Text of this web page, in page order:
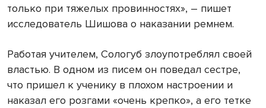
только при тяжелых провинностях», – пишет
исследователь Шишова о наказании ремнем.
Работая учителем, Сологуб злоупотреблял своей
властью. В одном из писем он поведал сестре,
что пришел к ученику в плохом настроении и
наказал его розгами «очень крепко», а его тетке